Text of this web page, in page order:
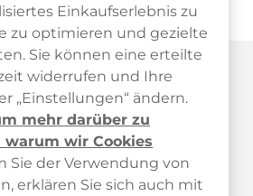
Österreich
Einkaufserlebnis zu
zu optimieren und gezielte
Sie können eine erteilte
widerrufen und Ihre
„Einstellungen“ ändern.
mehr darüber zu
wir Cookies
Sie der Verwendung von
erklären Sie sich auch mit